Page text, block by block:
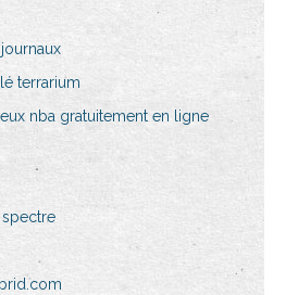
terrarium
nba gratuitement en ligne